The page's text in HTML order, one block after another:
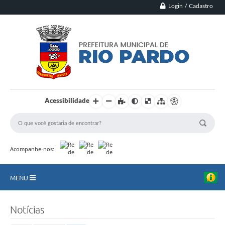
Login / Cadastro
Acessibilidade
Acompanhe-nos:
MENU
Notícias